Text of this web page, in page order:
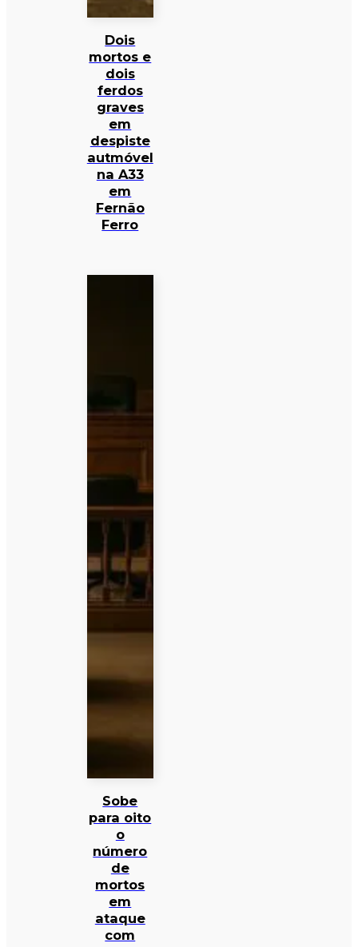
Dois
mortos e
dois
ferdos
graves
em
despiste
autmóvel
na A33
em
Fernão
Ferro
Sobe
para oito
o
número
de
mortos
em
ataque
com